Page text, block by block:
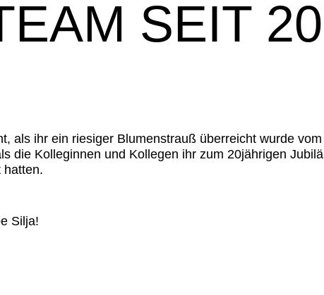
SEIT 20
als ihr ein riesiger Blumenstrauß überreicht wurde
die Kolleginnen und Kollegen ihr zum 20jährigen
hatten.
Silja!